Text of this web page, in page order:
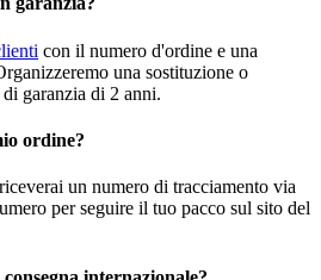
con il numero d'ordine e una
una sostituzione o
garanzia di 2 anni.
ordine?
un numero di tracciamento via
per seguire il tuo pacco sul sito del